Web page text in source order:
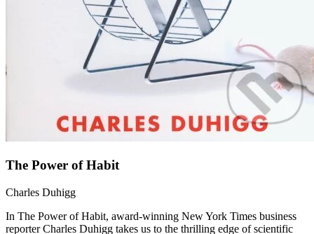
The Power of Habit
Charles Duhigg
In The Power of Habit, award-winning New York Times business
reporter Charles Duhigg takes us to the thrilling edge of scientific